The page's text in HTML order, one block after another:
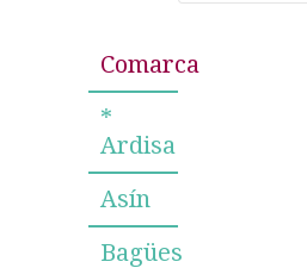
Comarca
*
Ardisa
Asín
Bagües